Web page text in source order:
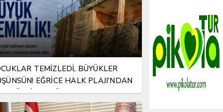
TEMİZLEDİ, BÜYÜKLER
EĞRİCE HALK PLAJI’NDAN
TÜRKİYE’YE ÖRNEK MESAJ